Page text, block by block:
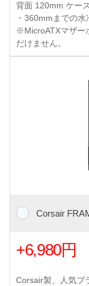
背面 120mm ケー
・360mmまでの
※MicroATXマザー
だけません。
Corsair
+6,980円
Corsair製、人気ブ